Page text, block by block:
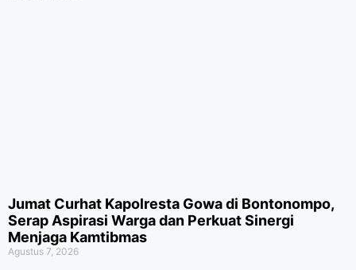
Jumat Curhat Kapolresta Gowa di Bontonompo,
Serap Aspirasi Warga dan Perkuat Sinergi
Menjaga Kamtibmas
Agustus 7, 2026